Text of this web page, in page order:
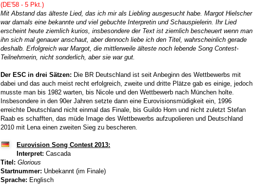
(DE'58 - 5 Pkt.)
Mit Abstand das älteste Lied, das ich mir als Liebling ausgesucht habe. Margot Hielscher
war damals eine bekannte und viel gebuchte Interpretin und Schauspielerin. Ihr Lied
erscheint heute ziemlich kurios, insbesondere der Text ist ziemlich bescheuert wenn man
ihn sich mal genauer anschaut, aber dennoch liebe ich den Titel, wahrscheinlich gerade
deshalb. Erfolgreich war Margot, die mittlerweile älteste noch lebende Song Contest-
Teilnehmerin, nicht sonderlich, aber sie war gut.
Der ESC in drei Sätzen: Die BR Deutschland ist seit Anbeginn des Wettbewerbs mit
dabei und das auch meist recht erfolgreich, zweite und dritte Plätze gab es einige, jedoch
musste man bis 1982 warten, bis Nicole und den Wettbewerb nach München holte.
Insbesondere in den 90er Jahren setzte dann eine Eurovisionsmüdigkeit ein, 1996
erreichte Deutschland nicht einmal das Finale, bis Guildo Horn und nicht zuletzt Stefan
Raab es schafften, das müde Image des Wettbewerbs aufzupolieren und Deutschland
2010 mit Lena einen zweiten Sieg zu bescheren.
Eurovision Song Contest 2013:
Interpret: Cascada
Titel: Glorious
Startnummer: Unbekannt (im Finale)
Sprache: Englisch